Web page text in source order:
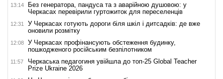
13:14
Без генератора, пандуса та з аварійною душовою: у
Черкасах перевірили гуртожиток для переселенців
12:31
У Черкасах готують дороги біля шкіл і дитсадків: де вже
оновили розмітку
12:08
У Черкасах профінансують обстеження будинку,
пошкодженого російським безпілотником
11:57
Черкаська педагогиня увійшла до топ-25 Global Teacher
Prize Ukraine 2026